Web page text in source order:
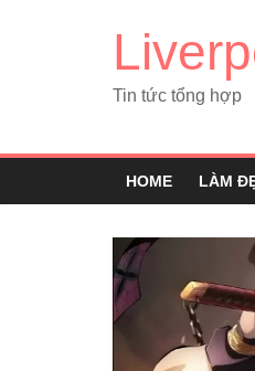
Tin tức tổng hợp
HOME LÀM